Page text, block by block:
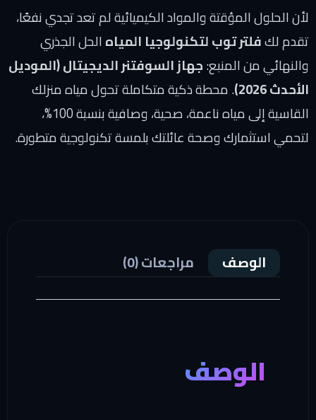
لأن الحلول المؤقتة والمواد الكيميائية لم تعد تجدي نفعًا،
تقدم لكفلتر توب لتكنولوجيا المياهالحل الجذري
والنهائي من المنبع:جهاز السوفتنر الديجيتال (الموديل
الأحدث 2026)
. محطة ذكية متكاملة تحول مياه منزلك
القاسية إلى مياه ناعمة، صحية، وصافية بنسبة 100%،
لتحمي استثمارك وصحة عائلتك بلمسة تكنولوجية متطورة.
الوصف مراجعات (0)
الوصف